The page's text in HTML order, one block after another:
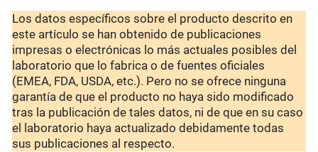
Los datos específicos sobre el producto descrito en
este artículo se han obtenido de publicaciones
impresas o electrónicas lo más actuales posibles del
laboratorio que lo fabrica o de fuentes oficiales
(EMEA, FDA, USDA, etc.). Pero no se ofrece ninguna
garantía de que el producto no haya sido modificado
tras la publicación de tales datos, ni de que en su caso
el laboratorio haya actualizado debidamente todas
sus publicaciones al respecto.